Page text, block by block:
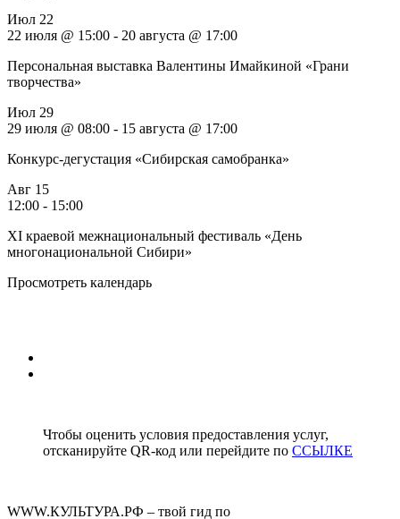
Июл 22
22 июля @ 15:00 - 20 августа @ 17:00
Персональная выставка Валентины Имайкиной «Грани
творчества»
Июл 29
29 июля @ 08:00 - 15 августа @ 17:00
Конкурс-дегустация «Сибирская самобранка»
Авг 15
12:00 - 15:00
XI краевой межнациональный фестиваль «День
многонациональной Сибири»
Просмотреть календарь
Чтобы оценить условия предоставления услуг,
отсканируйте QR-код или перейдите по ССЫЛКЕ
WWW.КУЛЬТУРА.РФ – твой гид по